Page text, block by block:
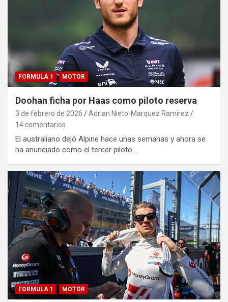
FORMULA 1 MOTOR
Doohan ficha por Haas como piloto reserva
3 de febrero de 2026
Adrian Nieto-Marquez Ramirez
14 comentarios
El australiano dejó Alpine hace unas semanas y ahora se
ha anunciado como el tercer piloto…
FORMULA 1 MOTOR